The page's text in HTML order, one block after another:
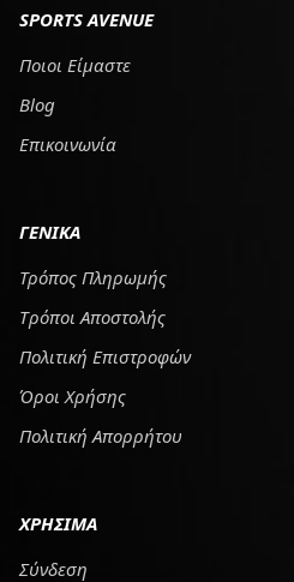
SPORTS AVENUE
Ποιοι Είμαστε
Blog
Επικοινωνία
ΓΕΝΙΚΑ
Τρόπος Πληρωμής
Tρόποι Αποστολής
Πολιτική Επιστροφών
Όροι Χρήσης
Πολιτική Απορρήτου
ΧΡΗΣΙΜΑ
Σύνδεση